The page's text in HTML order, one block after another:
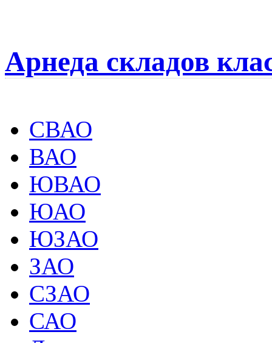
Арнеда складов
СВАО
ВАО
ЮВАО
ЮАО
ЮЗАО
ЗАО
СЗАО
САО